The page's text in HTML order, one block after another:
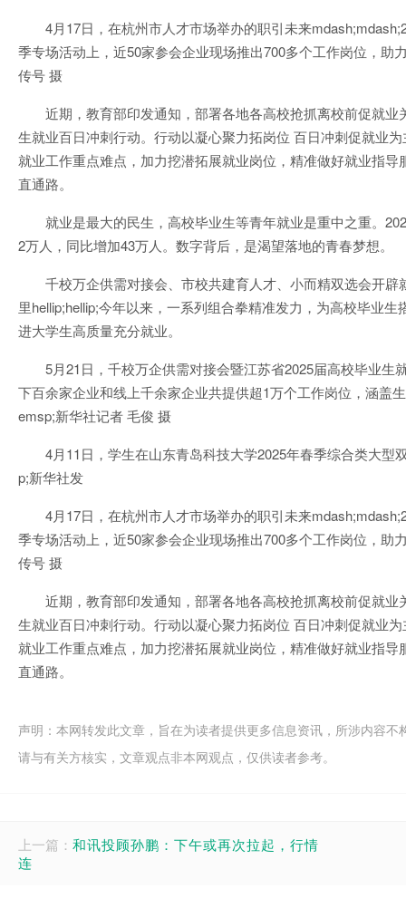
4月17日，在杭州市人才市场举办的职引未来
季专场活动上，近50家参会企业现场推出700多个工作岗位，助
传号 摄
近期，教育部印发通知，部署各地各高校抢抓离校前促就
生就业百日冲刺行动。行动以凝心聚力拓岗位 百日冲刺促就业
就业工作重点难点，加力挖潜拓展就业岗位，精准做好就业指
直通路。
就业是最大的民生，高校毕业生等青年就业是重中之重。
2万人，同比增加43万人。数字背后，是渴望落地的青春梦想。
千校万企供需对接会、市校共建育人才、小而精双选会开
里hellip;hellip;今年以来，一系列组合拳精准发力，为高校毕业
进大学生高质量充分就业。
5月21日，千校万企供需对接会暨江苏省2025届高校毕业生
下百余家企业和线上千余家企业共提供超1万个工作岗位，涵盖
emsp;新华社记者 毛俊 摄
4月11日，学生在山东青岛科技大学2025年春季综合类大型
p;新华社发
4月17日，在杭州市人才市场举办的职引未来
季专场活动上，近50家参会企业现场推出700多个工作岗位，助
传号 摄
近期，教育部印发通知，部署各地各高校抢抓离校前促就
生就业百日冲刺行动。行动以凝心聚力拓岗位 百日冲刺促就业
就业工作重点难点，加力挖潜拓展就业岗位，精准做好就业指
直通路。
声明：本网转发此文章，旨在为读者提供更多信息资讯，所涉内容
请与有关方核实，文章观点非本网观点，仅供读者参考。
上一篇： 和讯投顾孙鹏：下午或再次拉起，行情
连